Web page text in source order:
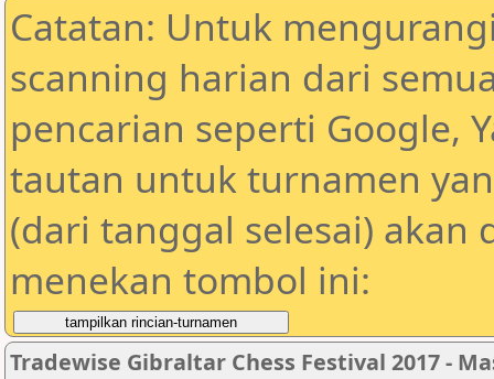
Catatan: Untuk
scanning harian dari
pencarian seperti Google,
tautan untuk turnamen
(dari tanggal selesai) akan
menekan tombol ini:
Tradewise Gibraltar Chess Festival 2017 -